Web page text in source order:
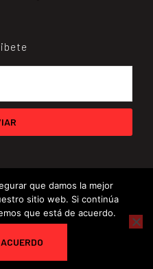
All rights reserved.
Condiciones de Contratación
que damos la mejor
sitio web. Si continúa
que está de acuerdo.